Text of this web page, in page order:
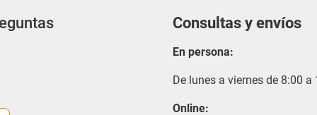
Consultas y envíos
En persona:
De lunes a viernes de 8:00 a
Online: